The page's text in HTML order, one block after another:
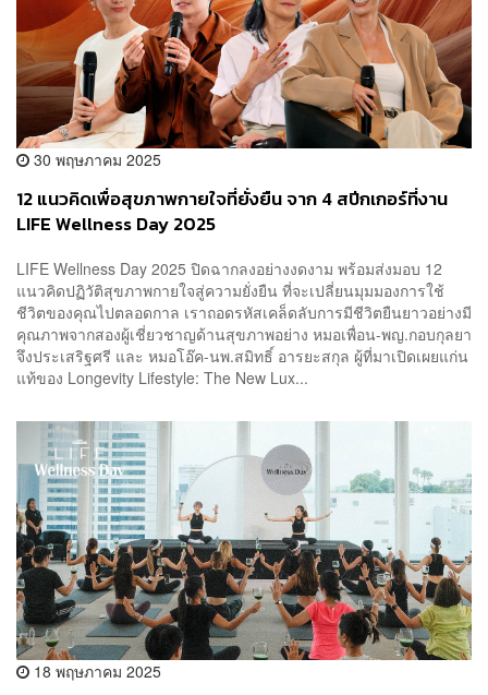
30 พฤษภาคม 2025
12 แนวคิดเพื่อสุขภาพกายใจที่ยั่งยืน จาก 4 สปีกเกอร์ที่งาน
LIFE Wellness Day 2025
LIFE Wellness Day 2025 ปิดฉากลงอย่างงดงาม พร้อมส่งมอบ 12
แนวคิดปฏิวัติสุขภาพกายใจสู่ความยั่งยืน ที่จะเปลี่ยนมุมมองการใช้
ชีวิตของคุณไปตลอดกาล เราถอดรหัสเคล็ดลับการมีชีวิตยืนยาวอย่างมี
คุณภาพจากสองผู้เชี่ยวชาญด้านสุขภาพอย่าง หมอเพื่อน-พญ.กอบกุลยา
จึงประเสริฐศรี และ หมอโอ๊ค-นพ.สมิทธิ์ อารยะสกุล ผู้ที่มาเปิดเผยแก่น
แท้ของ Longevity Lifestyle: The New Lux...
18 พฤษภาคม 2025